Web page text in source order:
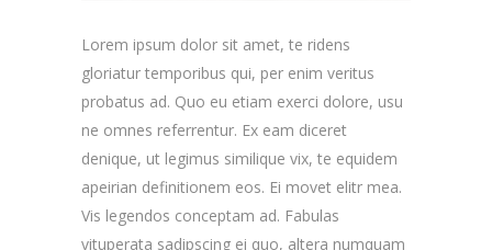
Lorem ipsum dolor sit amet, te ridens
gloriatur temporibus qui, per enim veritus
probatus ad. Quo eu etiam exerci dolore, usu
ne omnes referrentur. Ex eam diceret
denique, ut legimus similique vix, te equidem
apeirian definitionem eos. Ei movet elitr mea.
Vis legendos conceptam ad. Fabulas
vituperata sadipscing ei quo, altera numquam